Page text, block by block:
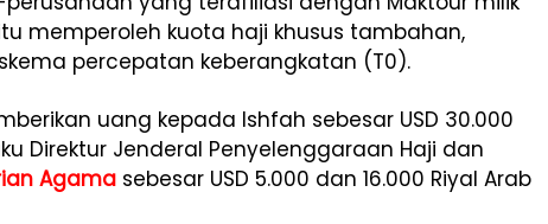
memperoleh kuota haji khusus tambahan,
percepatan keberangkatan (T0).
uang kepada Ishfah sebesar USD 30.000
Direktur Jenderal Penyelenggaraan Haji dan
Agama sebesar USD 5.000 dan 16.000 Riyal Arab